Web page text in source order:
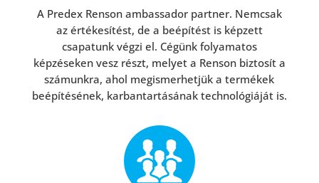
A Predex Renson ambassador partner. Nemcsak
az értékesítést, de a beépítést is képzett
csapatunk végzi el. Cégünk folyamatos
képzéseken vesz részt, melyet a Renson biztosít a
számunkra, ahol megismerhetjük a termékek
beépítésének, karbantartásának technológiáját is.